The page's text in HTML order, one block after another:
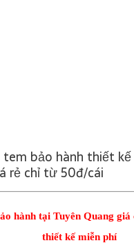
tem bảo hành thiết
rẻ chỉ từ 50đ/cái
hành tại Tuyên Quang giá
thiết kế miễn phí